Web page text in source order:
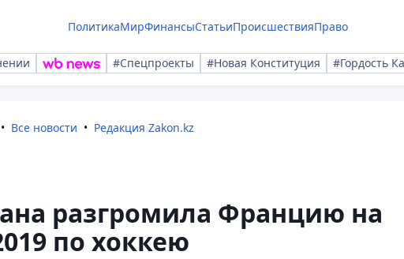
ПолитикаМирФинансыСтатьиПроисшествияПраво
#Спецпроекты #Новая Конституция #Гордость
Все новости Редакция Zakon.kz
разгромила Францию на
по хоккею